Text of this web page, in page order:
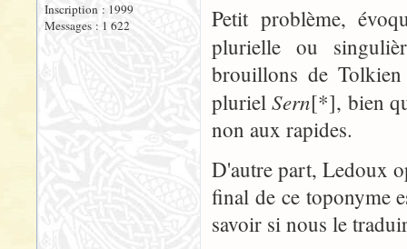
Inscription : 1999
Messages : 1 622
Petit problème,
plurielle ou
brouillons de Tolkien
plurielSern[*], bien
non aux rapides.
D'autre part, Ledoux
final de ce toponyme
savoir si nous le